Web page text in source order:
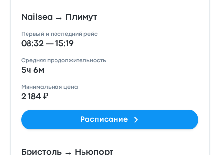
Nailsea → Плимут
Первый и последний рейс
08:32 — 15:19
Средняя продолжительность
5ч 6м
Минимальная цена
2 184 ₽
Расписание
Бристоль → Ньюпорт